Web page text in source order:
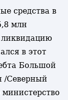
средства в
млн
в этот
Большой
/Северный